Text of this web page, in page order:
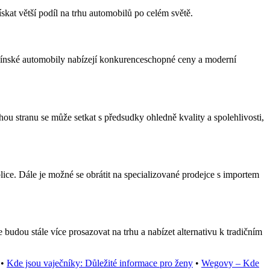
větší podíl na trhu automobilů po celém světě.
automobily nabízejí konkurenceschopné ceny a moderní
stranu se může setkat s předsudky ohledně kvality a spolehlivosti,
Dále je možné se obrátit na specializované prodejce s importem
stále více prosazovat na trhu a nabízet alternativu k tradičním
Kde jsou vaječníky: Důležité informace pro ženy • Wegovy – Kde